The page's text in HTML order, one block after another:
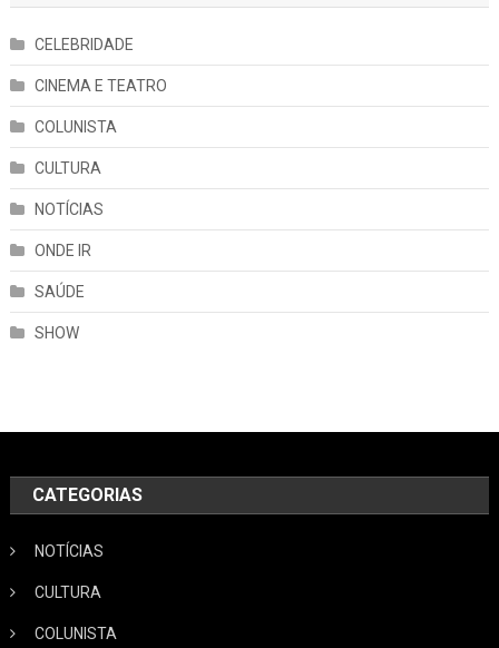
CELEBRIDADE
CINEMA E TEATRO
COLUNISTA
CULTURA
NOTÍCIAS
ONDE IR
SAÚDE
SHOW
CATEGORIAS
NOTÍCIAS
CULTURA
COLUNISTA